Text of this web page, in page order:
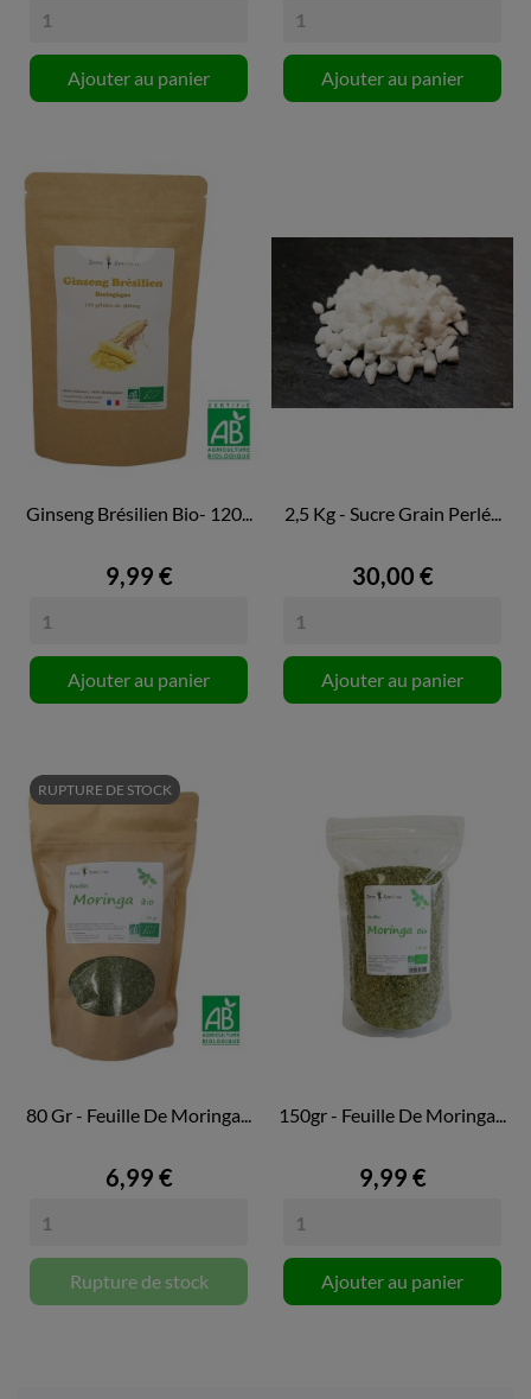
Ajouter au panier Ajouter au panier
Ginseng Brésilien Bio- 120...
9,99 €
Ajouter au panier
2,5 Kg - Sucre Grain Perlé...
30,00 €
Ajouter au panier
80 Gr - Feuille De Moringa...
6,99 €
Rupture de stock
RUPTURE DE STOCK
150gr - Feuille De Moringa...
9,99 €
Ajouter au panier